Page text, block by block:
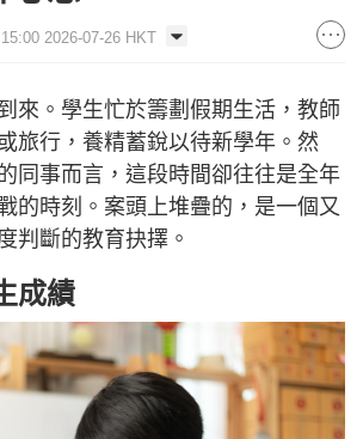
2026-07-26 HKT
來。學生忙於籌劃假期生活，教師
旅行，養精蓄銳以待新學年。然
同事而言，這段時間卻往往是全年
的時刻。案頭上堆疊的，是一個又
判斷的教育抉擇。
成績